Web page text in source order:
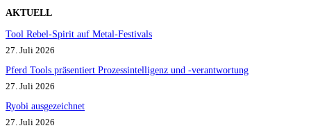
AKTUELL
Tool Rebel-Spirit auf Metal-Festivals
27. Juli 2026
Pferd Tools präsentiert Prozessintelligenz und -verantwortung
27. Juli 2026
Ryobi ausgezeichnet
27. Juli 2026